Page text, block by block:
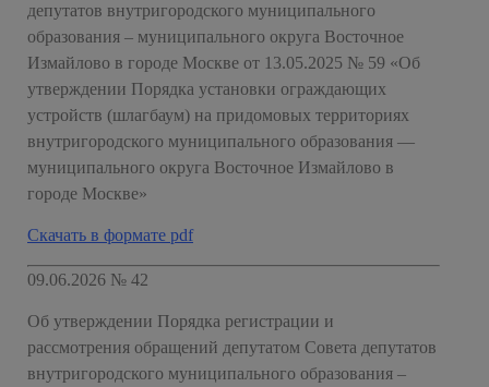
депутатов внутригородского муниципального
образования – муниципального округа Восточное
Измайлово в городе Москве от 13.05.2025 № 59 «Об
утверждении Порядка установки ограждающих
устройств (шлагбаум) на придомовых территориях
внутригородского муниципального образования —
муниципального округа Восточное Измайлово в
городе Москве»
Скачать в формате pdf
09.06.2026 № 42
Об утверждении Порядка регистрации и
рассмотрения обращений депутатом Совета депутатов
внутригородского муниципального образования –